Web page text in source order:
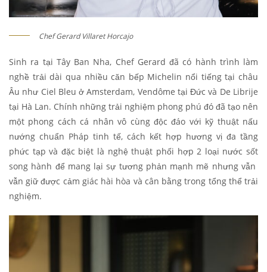
Chef Gerard Villaret Horcajo
Sinh ra tại Tây Ban Nha, Chef Gerard đã có hành trình làm
nghề trải dài qua nhiều căn bếp Michelin nổi tiếng tại châu
Âu như Ciel Bleu ở Amsterdam, Vendôme tại Đức và De Librije
tại Hà Lan. Chính những trải nghiệm phong phú đó đã tạo nên
một phong cách cá nhân vô cùng độc đáo với kỹ thuật nấu
nướng chuẩn Pháp tinh tế, cách kết hợp hương vị đa tầng
phức tạp và đặc biệt là nghệ thuật phối hợp 2 loại nước sốt
song hành để mang lại sự tương phản mạnh mẽ nhưng vẫn
vẫn giữ được cảm giác hài hòa và cân bằng trong tổng thể trải
nghiệm.